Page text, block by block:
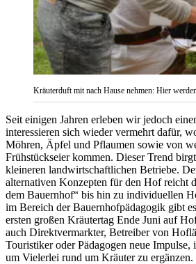
Kräuterduft mit nach Hause nehmen: Hier
Seit einigen Jahren erleben wir jedoch
interessieren sich wieder vermehrt dafür,
Möhren, Äpfel und Pflaumen sowie von
Frühstückseier kommen. Dieser Trend
kleineren landwirtschaftlichen Betriebe.
alternativen Konzepten für den Hof reicht
dem Bauernhof“ bis hin zu individuellen
im Bereich der Bauernhofpädagogik gibt
ersten großen Kräutertag Ende Juni auf
auch Direktvermarkter, Betreiber von
Touristiker oder Pädagogen neue Impulse,
um Vielerlei rund um Kräuter zu ergänzen.